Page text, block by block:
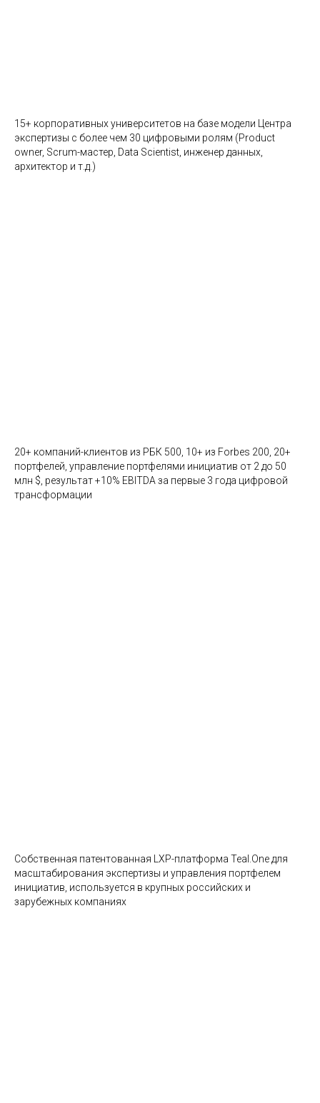
15+ корпоративных университетов на базе модели Центра
экспертизы с более чем 30 цифровыми ролям (Рroduct
owner, Scrum-мастер, Data Scientist, инженер данных,
архитектор и т.д.)
20+ компаний-клиентов из РБК 500, 10+ из Forbes 200, 20+
портфелей, управление портфелями инициатив от 2 до 50
млн $, результат +10% EBITDA за первые 3 года цифровой
трансформации
Собственная патентованная LXP-платформа Teal.One для
масштабирования экспертизы и управления портфелем
инициатив, используется в крупных российских и
зарубежных компаниях